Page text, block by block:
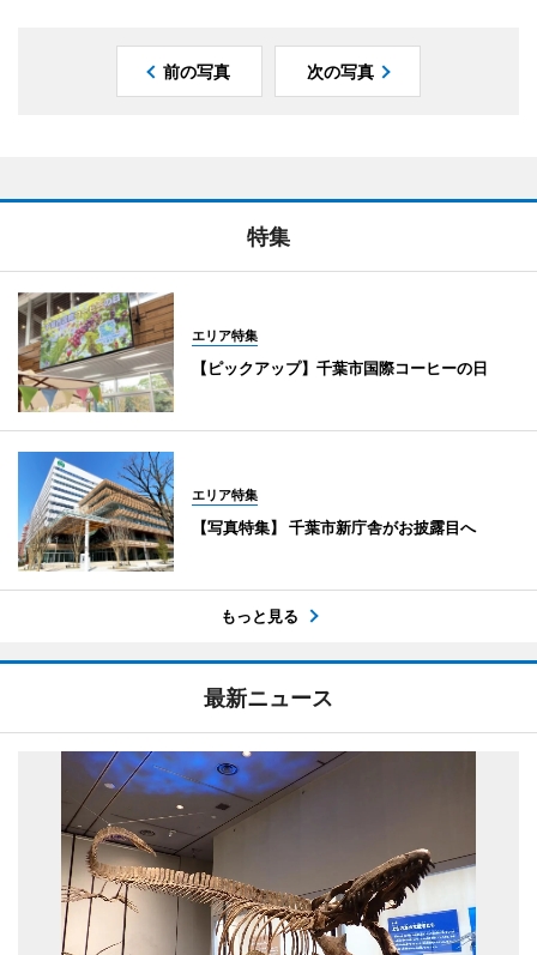
前の写真 次の写真
特集
エリア特集
【ピックアップ】千葉市国際コーヒーの日
エリア特集
【写真特集】 千葉市新庁舎がお披露目へ
もっと見る
最新ニュース